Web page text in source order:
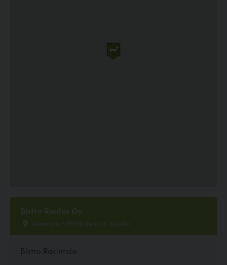
Bistro Ruufus Oy
Asematie 7, 61300 kurikka, Kurikka
Bistro Ravintola